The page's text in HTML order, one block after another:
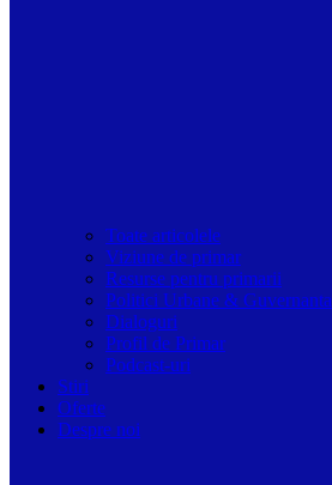
Toate articolele
Viziune de primar
Resurse pentru primarii
Politici Urbane & Guvernanta
Dialoguri
Profil de Primar
Podcast-uri
Stiri
Oferte
Despre noi